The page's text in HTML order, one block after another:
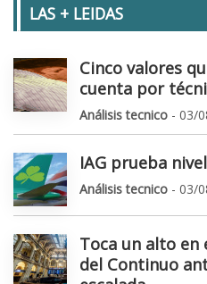
LAS + LEIDAS
Cinco valores
cuenta por
Análisis tecnico - 03/
IAG prueba
Análisis tecnico - 03/
Toca un alto en
del Continuo